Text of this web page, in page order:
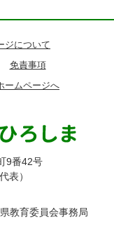
ジについて
免責事項
ームページへ
9番42号
表）
教育委員会事務局